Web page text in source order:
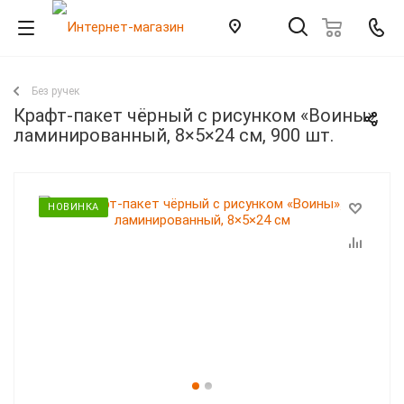
Без ручек
Крафт-пакет чёрный с рисунком «Воины»,
ламинированный, 8×5×24 см, 900 шт.
НОВИНКА